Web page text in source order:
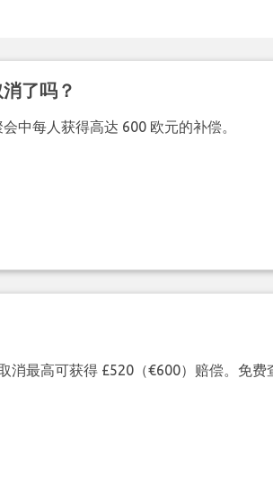
了吗？
中每人获得高达 600 欧元的补偿。
最高可获得 £520（€600）赔偿。免费